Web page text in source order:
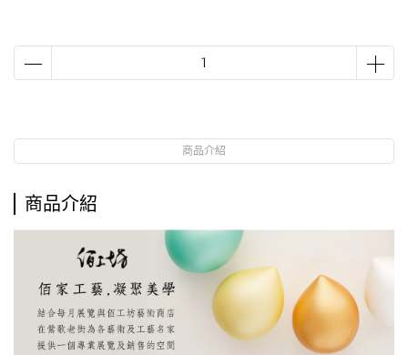
商品介紹
商品介紹